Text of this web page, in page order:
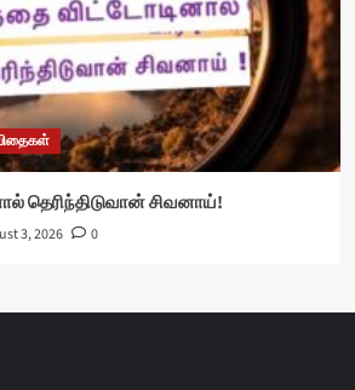
தெரிந்திடுவான் சிவனாய்!
3, 2026 0